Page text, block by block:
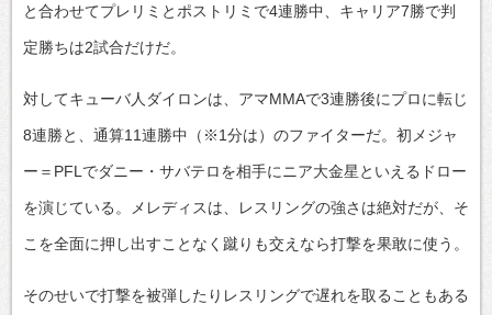
と合わせてプレリミとポストリミで4連勝中、キャリア7勝で判
定勝ちは2試合だけだ。
対してキューバ人ダイロンは、アマMMAで3連勝後にプロに転じ
8連勝と、通算11連勝中（※1分は）のファイターだ。初メジャ
ー＝PFLでダニー・サバテロを相手にニア大金星といえるドロー
を演じている。メレディスは、レスリングの強さは絶対だが、そ
こを全面に押し出すことなく蹴りも交えなら打撃を果敢に使う。
そのせいで打撃を被弾したりレスリングで遅れを取ることもある